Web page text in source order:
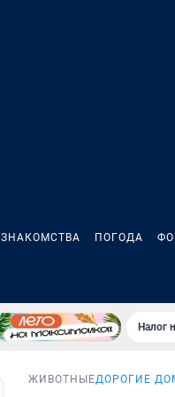
ЗНАКОМСТВА ПОГОДА
Налог
ЖИВОТНЫЕДОРОГИЕ